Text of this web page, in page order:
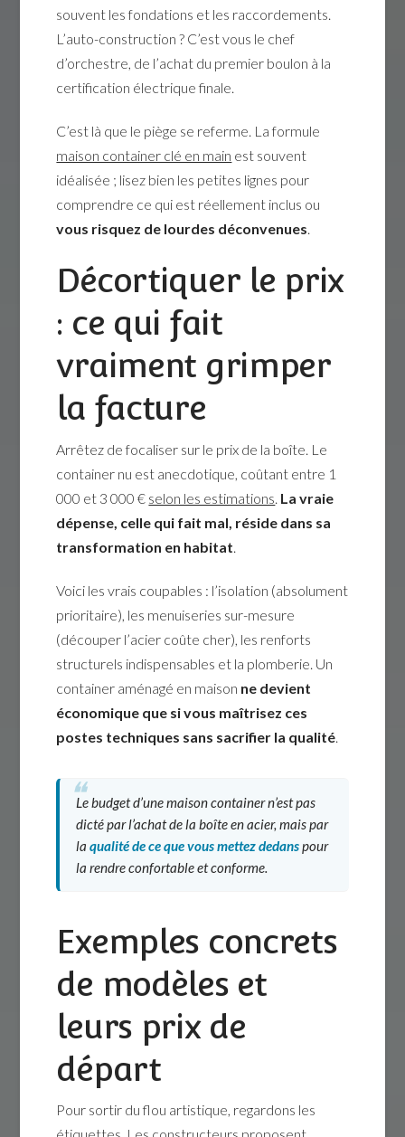
souvent les fondations et les raccordements.
L’auto-construction ? C’est vous le chef
d’orchestre, de l’achat du premier boulon à la
certification électrique finale.
C’est là que le piège se referme. La formule
maison container clé en main est souvent
idéalisée ; lisez bien les petites lignes pour
comprendre ce qui est réellement inclus ou
vous risquez de lourdes déconvenues.
Décortiquer le prix
: ce qui fait
vraiment grimper
la facture
Arrêtez de focaliser sur le prix de la boîte. Le
container nu est anecdotique, coûtant entre 1
000 et 3 000 € selon les estimations La vraie
dépense, celle qui fait mal, réside dans sa
transformation en habitat
Voici les vrais coupables : l’isolation (absolument
prioritaire), les menuiseries sur-mesure
(découper l’acier coûte cher), les renforts
structurels indispensables et la plomberie. Un
container aménagé en maison ne devient
économique que si vous maîtrisez ces
postes techniques sans sacrifier la qualité
Le budget d’une maison container n’est pas
dicté par l’achat de la boîte en acier, mais par
laqualité de ce que vous mettez dedanspour
la rendre confortable et conforme.
Exemples concrets
de modèles et
leurs prix de
départ
Pour sortir du flou artistique, regardons les